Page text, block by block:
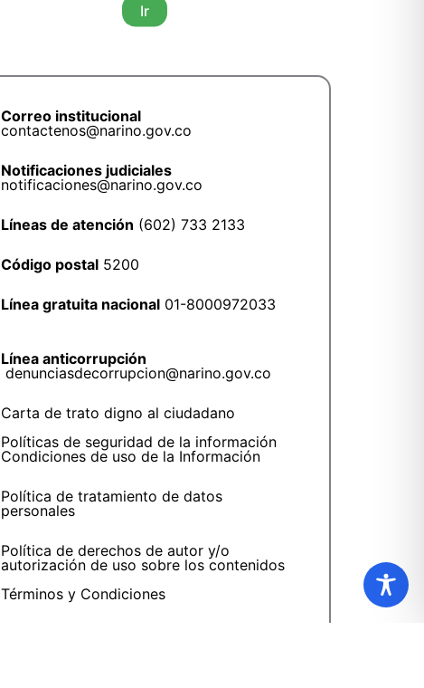
Ir
Correo institucional
contactenos@narino.gov.co
Notificaciones judiciales
notificaciones@narino.gov.co
Líneas de atención (602) 733 2133
Código postal 5200
Línea gratuita nacional 01-8000972033
Línea anticorrupción
denunciasdecorrupcion@narino.gov.co
Carta de trato digno al ciudadano
Políticas de seguridad de la información
Condiciones de uso de la Información
Política de tratamiento de datos
personales
Política de derechos de autor y/o
autorización de uso sobre los contenidos
Términos y Condiciones